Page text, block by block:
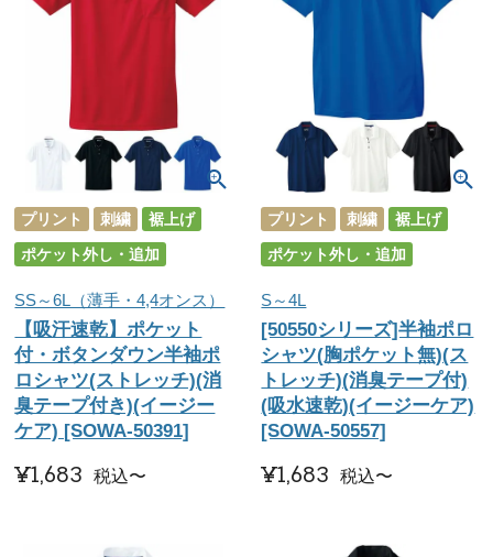
プリント 刺繍
裾上げ
ポケット外し・追加
SS～6L（薄手・4,4オンス）
【吸汗速乾】ポケット
付・ボタンダウン半袖ポ
ロシャツ(ストレッチ)(消
臭テープ付き)(イージー
ケア) [SOWA-50391]
¥1,683 税込〜
プリント 刺繍
裾上げ
ポケット外し・追加
S～4L
[50550シリーズ]半袖ポロ
シャツ(胸ポケット無)(ス
トレッチ)(消臭テープ付)
(吸水速乾)(イージーケア)
[SOWA-50557]
¥1,683 税込〜